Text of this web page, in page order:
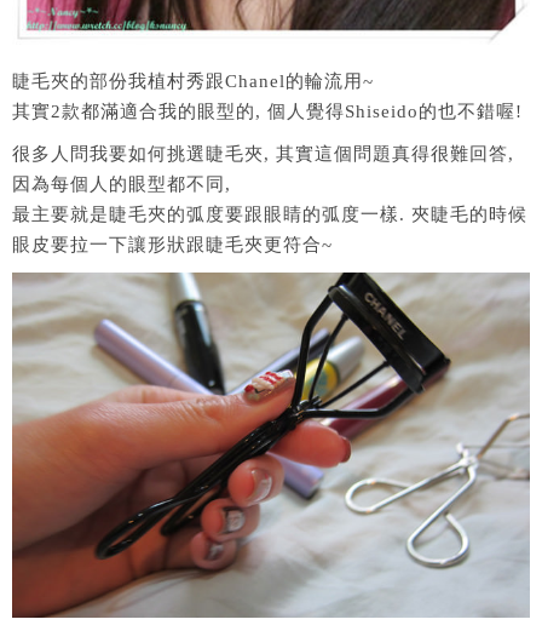
睫毛夾的部份我植村秀跟Chanel的輪流用~
其實2款都滿適合我的眼型的, 個人覺得Shiseido的也不錯喔!
很多人問我要如何挑選睫毛夾, 其實這個問題真得很難回答,
因為每個人的眼型都不同,
最主要就是睫毛夾的弧度要跟眼睛的弧度一樣. 夾睫毛的時候
眼皮要拉一下讓形狀跟睫毛夾更符合~